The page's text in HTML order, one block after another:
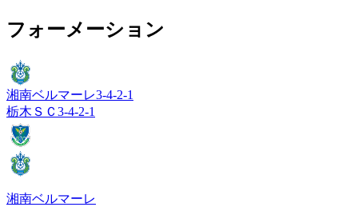
フォーメーション
湘南ベルマーレ3-4-2-1
栃木ＳＣ 3-4-2-1
湘南ベルマーレ